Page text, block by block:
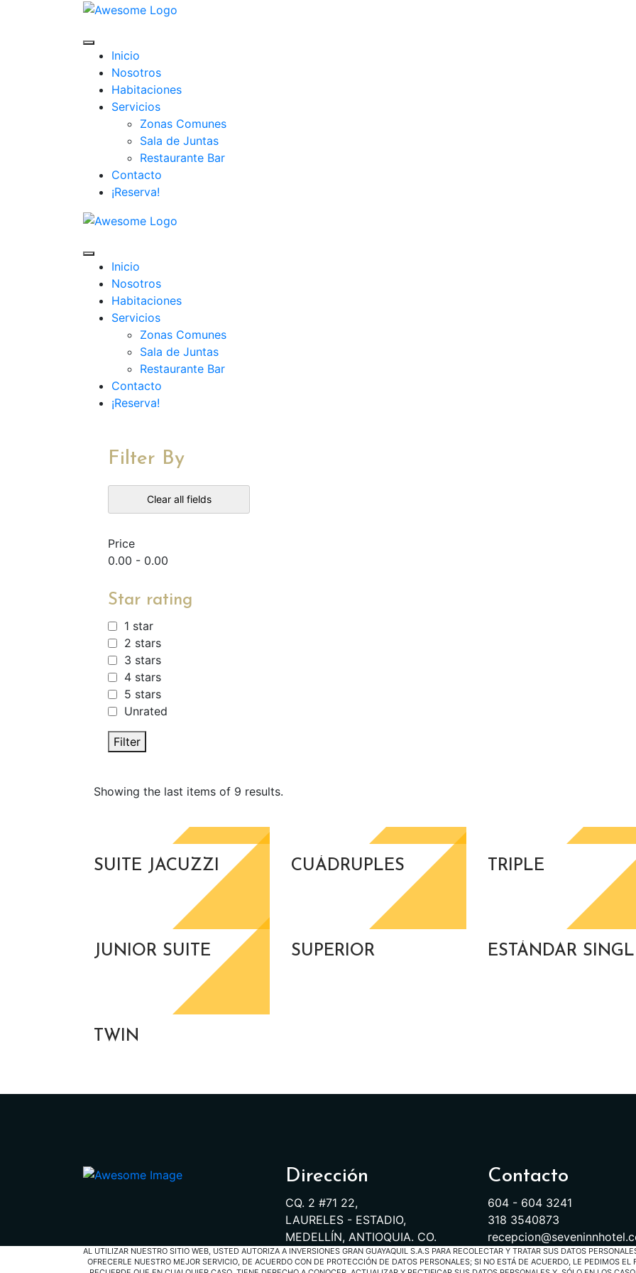
Inicio
Nosotros
Habitaciones
Servicios
Zonas Comunes
Sala de Juntas
Restaurante Bar
Contacto
¡Reserva!
Inicio
Nosotros
Habitaciones
Servicios
Zonas Comunes
Sala de Juntas
Restaurante Bar
Contacto
¡Reserva!
Filter By
Clear all fields
Price
0.00 - 0.00
Star rating
1 star
2 stars
3 stars
4 stars
5 stars
Unrated
Filter
Showing the last items of 9 results.
SUITE JACUZZI CUÁDRUPLES TRIPLE
JUNIOR SUITE SUPERIOR ESTÁNDAR
TWIN
Dirección
CQ. 2 #71 22,
LAURELES - ESTADIO,
MEDELLÍN, ANTIOQUIA. CO.
Contacto
604 - 604 3241
318 3540873
AL UTILIZAR NUESTRO SITIO WEB, USTED AUTORIZA A INVERSIONES GRAN GUAYAQUIL S.A.S PARA RECOLECTAR Y TRATAR SUS DATOS
OFRECERLE NUESTRO MEJOR SERVICIO, DE ACUERDO CON DE PROTECCIÓN DE DATOS PERSONALES; SI NO ESTÁ DE ACUERDO, LE PEDIMOS EL